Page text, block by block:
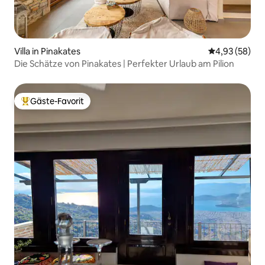
Villa in Pinakates
4,93 (58)
Die Schätze von Pinakates | Perfekter Urlaub am Pilion
Beliebter Gäste-Favorit.
Gäste-Favorit